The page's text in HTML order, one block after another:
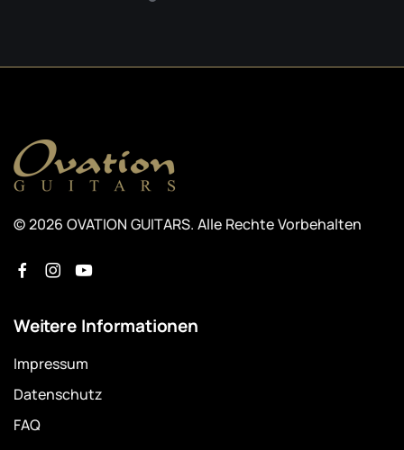
© 2026 OVATION GUITARS. Alle Rechte Vorbehalten
Weitere Informationen
Impressum
Datenschutz
FAQ